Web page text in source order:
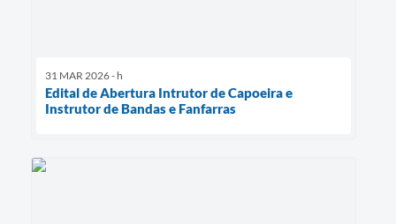
31 MAR 2026 - h
Edital de Abertura Intrutor de Capoeira e
Instrutor de Bandas e Fanfarras